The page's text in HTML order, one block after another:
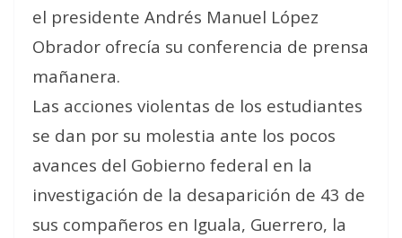
el presidente Andrés Manuel López
Obrador ofrecía su conferencia de prensa
mañanera.
Las acciones violentas de los estudiantes
se dan por su molestia ante los pocos
avances del Gobierno federal en la
investigación de la desaparición de 43 de
sus compañeros en Iguala, Guerrero, la